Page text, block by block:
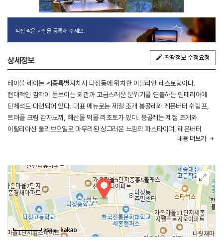
직접 찍은 사진을 등록해 주세요.
상세정보 관광정보 수정요청
테이블 레이는 세종특별자치시 다정동에 위치한 이탈리안 레스토랑이다.
현대적인 감각이 돋보이는 외관과 고급스러운 분위기를 연출하는 인테리어에
단체석도 마련되어 있다. 대표 메뉴로는 제철 조개 봉골레와 레몬버터 쉬림프,
트러플 크림 감자뇨끼, 해산물 먹물 리조토가 있다. 봉골레는 제철 조개와
이탈리아산 올리브오일로 마무리된 싱그러운 느낌의 파스타이며, 레몬버터
쉬림프는 수제 레몬버터와 새우의 조화로운 파스타이다. 이 밖에 아이올리
취향에 맞게 선택해 즐길 수 있다. 레스토랑 주변에 국립세종수목원과
세종호수공원이 있어 함께 둘러볼 수 있다.
내용 더보기
250m